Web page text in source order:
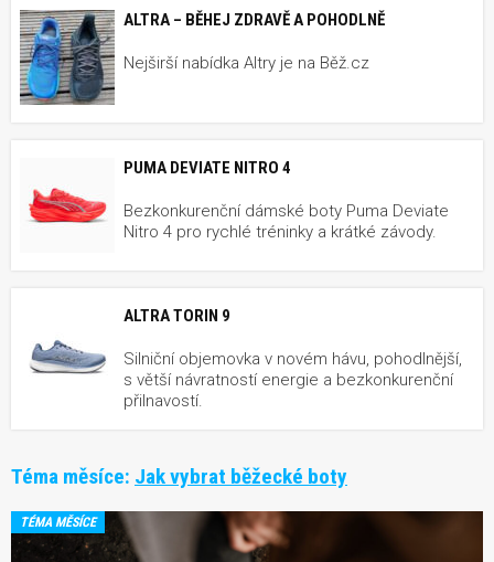
ALTRA – BĚHEJ ZDRAVĚ A POHODLNĚ
Nejširší nabídka Altry je na Běž.cz
PUMA DEVIATE NITRO 4
Bezkonkurenční dámské boty Puma Deviate
Nitro 4 pro rychlé tréninky a krátké závody.
ALTRA TORIN 9
Silniční objemovka v novém hávu, pohodlnější,
s větší návratností energie a bezkonkurenční
přilnavostí.
Téma měsíce: Jak vybrat běžecké boty
TÉMA MĚSÍCE